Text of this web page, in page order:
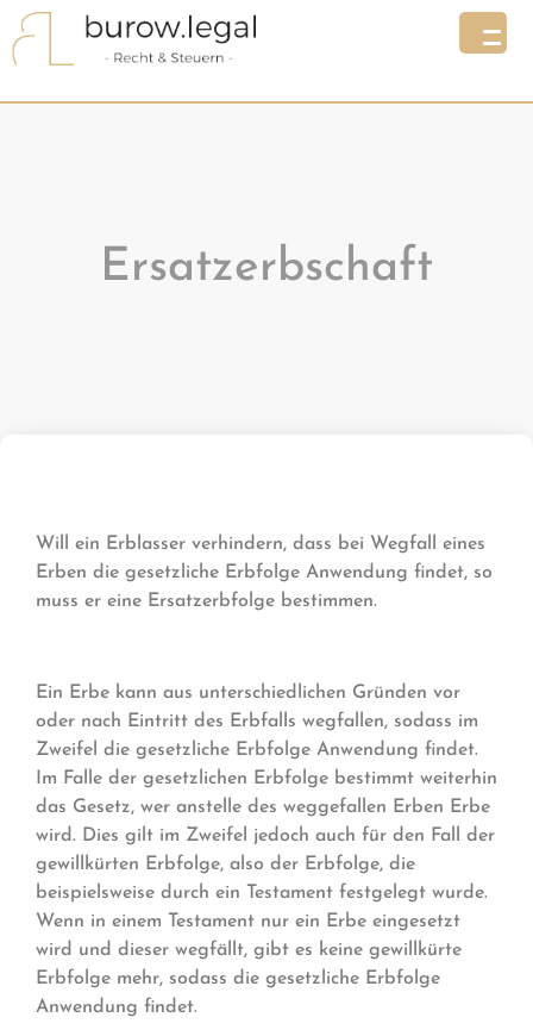
Ersatzerbschaft
Will ein Erblasser verhindern, dass bei Wegfall eines
Erben die gesetzliche Erbfolge Anwendung findet, so
muss er eine Ersatzerbfolge bestimmen.
Ein Erbe kann aus unterschiedlichen Gründen vor
oder nach Eintritt des Erbfalls wegfallen, sodass im
Zweifel die gesetzliche Erbfolge Anwendung findet.
Im Falle der gesetzlichen Erbfolge bestimmt weiterhin
das Gesetz, wer anstelle des weggefallen Erben Erbe
wird. Dies gilt im Zweifel jedoch auch für den Fall der
gewillkürten Erbfolge, also der Erbfolge, die
beispielsweise durch ein Testament festgelegt wurde.
Wenn in einem Testament nur ein Erbe eingesetzt
wird und dieser wegfällt, gibt es keine gewillkürte
Erbfolge mehr, sodass die gesetzliche Erbfolge
Anwendung findet.